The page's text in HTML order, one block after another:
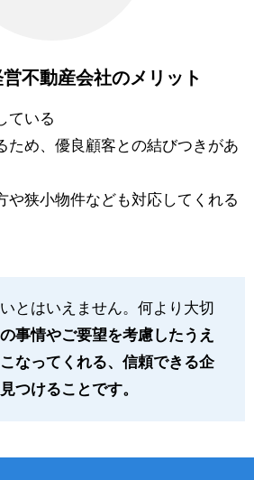
不動産会社のメリット
ている
ため、優良顧客との結びつきがあ
や狭小物件なども対応してくれる
とはいえません。何より大切
事情やご要望を考慮したうえ
なってくれる、信頼できる企
つけることです。